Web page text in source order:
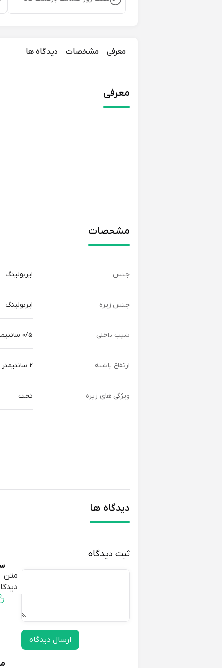
معرفی مشخصات دیدگاه ها
معرفی
مشخصات
جنس ایربولینگ
جنس زیره ایربولینگ
شیب داخلی 0/5 سانتیمتر
ارتفاع پاشنه 2 سانتیمتر
ویژگی های زیره تخت
دیدگاه ها
ثبت دیدگاه
متن
ارسال دیدگاه